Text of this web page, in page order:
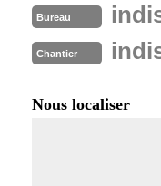
Bureau
Chantier
Nous localiser